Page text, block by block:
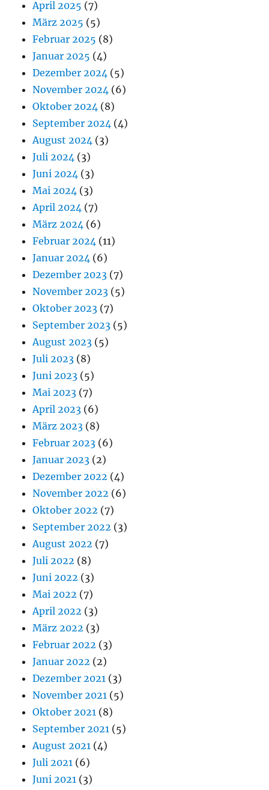
April 2025 (7)
März 2025 (5)
Februar 2025 (8)
Januar 2025 (4)
Dezember 2024 (5)
November 2024 (6)
Oktober 2024 (8)
September 2024 (4)
August 2024 (3)
Juli 2024 (3)
Juni 2024 (3)
Mai 2024 (3)
April 2024 (7)
März 2024 (6)
Februar 2024 (11)
Januar 2024 (6)
Dezember 2023 (7)
November 2023 (5)
Oktober 2023 (7)
September 2023 (5)
August 2023 (5)
Juli 2023 (8)
Juni 2023 (5)
Mai 2023 (7)
April 2023 (6)
März 2023 (8)
Februar 2023 (6)
Januar 2023 (2)
Dezember 2022 (4)
November 2022 (6)
Oktober 2022 (7)
September 2022 (3)
August 2022 (7)
Juli 2022 (8)
Juni 2022 (3)
Mai 2022 (7)
April 2022 (3)
März 2022 (3)
Februar 2022 (3)
Januar 2022 (2)
Dezember 2021 (3)
November 2021 (5)
Oktober 2021 (8)
September 2021 (5)
August 2021 (4)
Juli 2021 (6)
Juni 2021 (3)